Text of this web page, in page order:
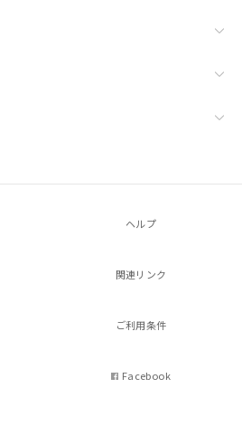
ヘルプ
関連リンク
ご利用条件
Facebook